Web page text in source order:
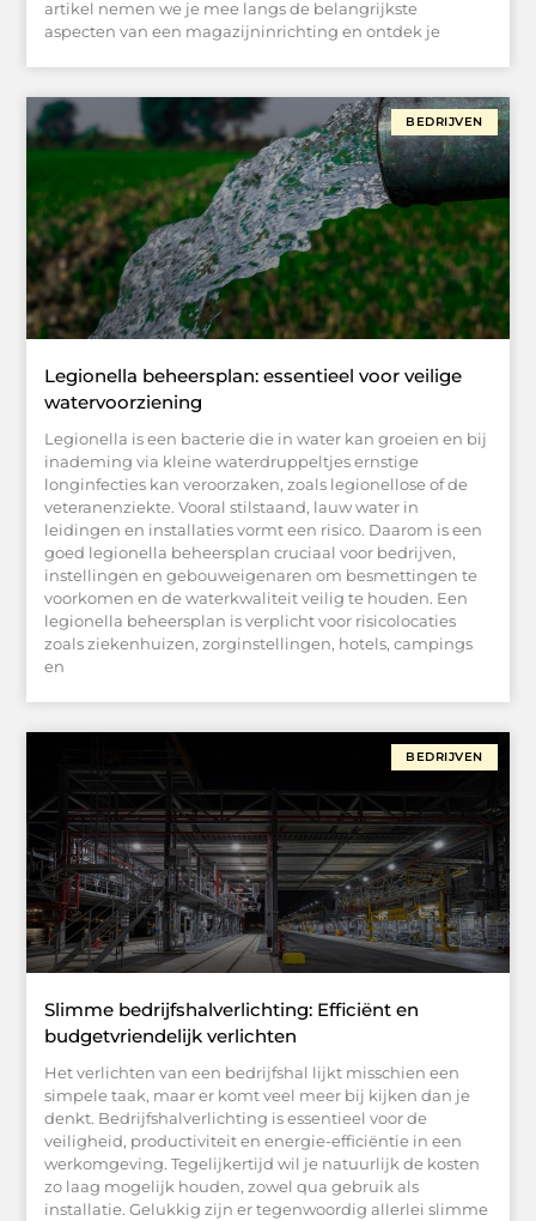
artikel nemen we je mee langs de belangrijkste
aspecten van een magazijninrichting en ontdek je
BEDRIJVEN
Legionella beheersplan: essentieel voor veilige
watervoorziening
Legionella is een bacterie die in water kan groeien en bij
inademing via kleine waterdruppeltjes ernstige
longinfecties kan veroorzaken, zoals legionellose of de
veteranenziekte. Vooral stilstaand, lauw water in
leidingen en installaties vormt een risico. Daarom is een
goed legionella beheersplan cruciaal voor bedrijven,
instellingen en gebouweigenaren om besmettingen te
voorkomen en de waterkwaliteit veilig te houden. Een
legionella beheersplan is verplicht voor risicolocaties
zoals ziekenhuizen, zorginstellingen, hotels, campings
en
BEDRIJVEN
Slimme bedrijfshalverlichting: Efficiënt en
budgetvriendelijk verlichten
Het verlichten van een bedrijfshal lijkt misschien een
simpele taak, maar er komt veel meer bij kijken dan je
denkt. Bedrijfshalverlichting is essentieel voor de
veiligheid, productiviteit en energie-efficiëntie in een
werkomgeving. Tegelijkertijd wil je natuurlijk de kosten
zo laag mogelijk houden, zowel qua gebruik als
installatie. Gelukkig zijn er tegenwoordig allerlei slimme